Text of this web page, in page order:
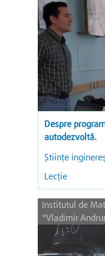
Despre
autodezvoltă.
Ştiinţe
Lecție
Institutul de
"Vladimir